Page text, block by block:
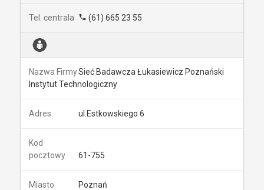
(61) 665 23 55
Sieć Badawcza Łukasiewicz Poznański
Instytut Technologiczny
ul.Estkowskiego 6
61-755
Poznań